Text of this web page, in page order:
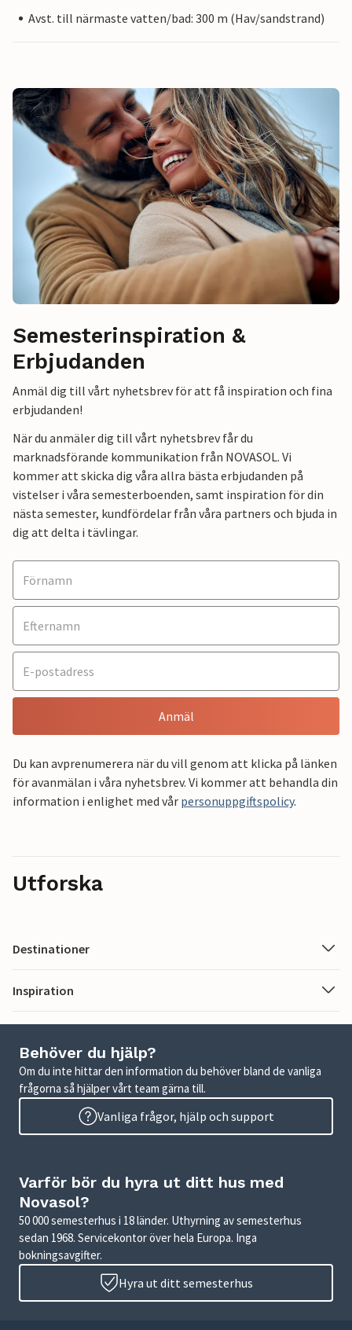
Avst. till närmaste vatten/bad: 300 m (Hav/sandstrand)
Semesterinspiration &
Erbjudanden
Anmäl dig till vårt nyhetsbrev för att få inspiration och fina
erbjudanden!
När du anmäler dig till vårt nyhetsbrev får du
marknadsförande kommunikation från NOVASOL. Vi
kommer att skicka dig våra allra bästa erbjudanden på
vistelser i våra semesterboenden, samt inspiration för din
nästa semester, kundfördelar från våra partners och bjuda in
dig att delta i tävlingar.
Anmäl
Du kan avprenumerera när du vill genom att klicka på länken
för avanmälan i våra nyhetsbrev. Vi kommer att behandla din
information i enlighet med vår personuppgiftspolicy.
Utforska
Destinationer
Inspiration
Behöver du hjälp?
Om du inte hittar den information du behöver bland de vanliga
frågorna så hjälper vårt team gärna till.
Vanliga frågor, hjälp och support
Varför bör du hyra ut ditt hus med
Novasol?
50 000 semesterhus i 18 länder. Uthyrning av semesterhus
sedan 1968. Servicekontor över hela Europa. Inga
bokningsavgifter.
Hyra ut ditt semesterhus